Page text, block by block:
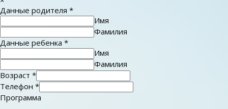
Данные родителя *
Имя
Фамилия
Данные ребенка *
Имя
Фамилия
Возраст *
Телефон *
Программа